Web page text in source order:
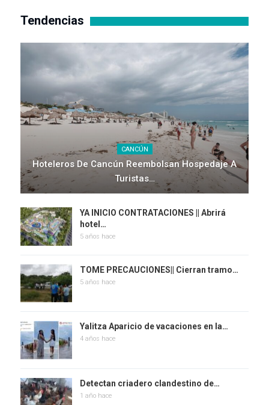
Tendencias
CANCÚN
Hoteleros De Cancún Reembolsan Hospedaje A
Turistas…
YA INICIO CONTRATACIONES || Abrirá
hotel…
5 años hace
TOME PRECAUCIONES|| Cierran tramo…
5 años hace
Yalitza Aparicio de vacaciones en la…
4 años hace
Detectan criadero clandestino de…
1 año hace